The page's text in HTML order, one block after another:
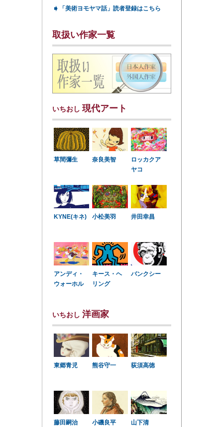
➧ 「美術ヨモヤマ話」読者登録はこちら
取扱い作家一覧
いちおし 現代アート
草間彌生 奈良美智
ロッカクア
ヤコ
KYNE(キネ) 小松美羽 井田幸昌
アンディ・
ウォーホル
キース・ヘ
リング
バンクシー
いちおし 洋画家
東郷青児 熊谷守一 荻須高徳
藤田嗣治 小磯良平 山下清